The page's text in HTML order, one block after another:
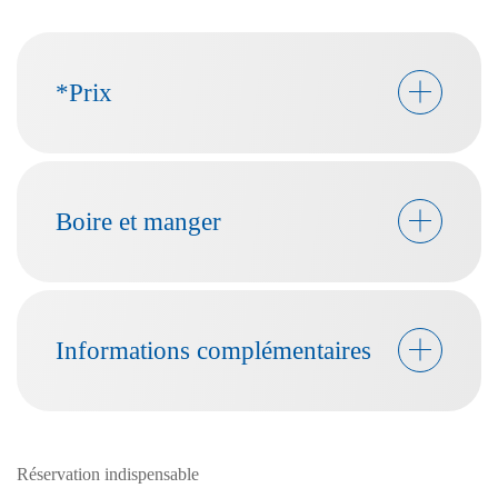
*Prix
Boire et manger
Informations complémentaires
Réservation indispensable